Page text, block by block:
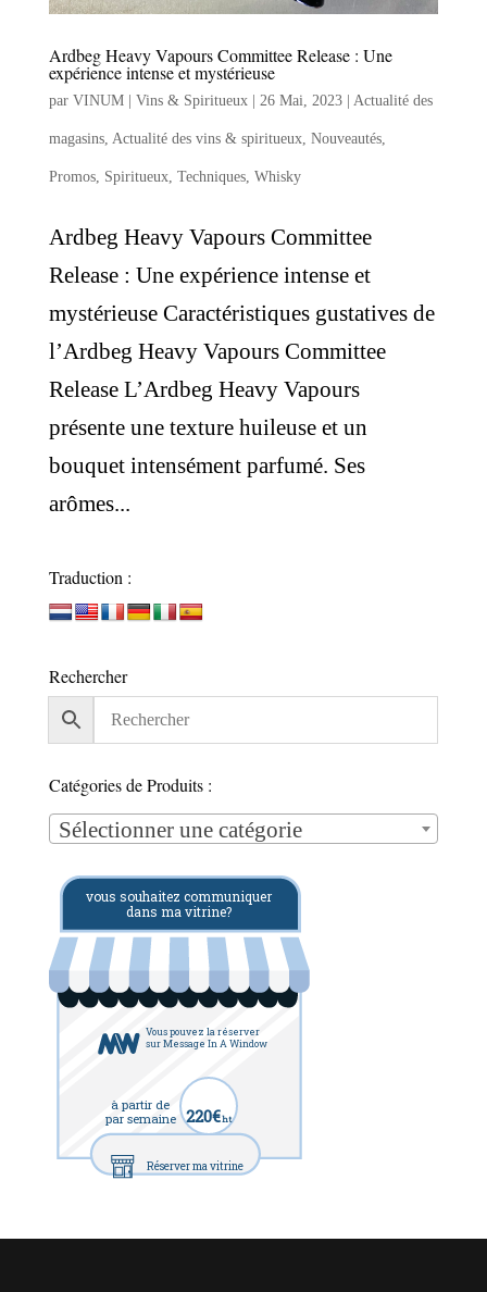
Ardbeg Heavy Vapours Committee Release : Une
expérience intense et mystérieuse
par VINUM | Vins & Spiritueux| 26 Mai, 2023| Actualité des
magasins, Actualité des vins & spiritueux, Nouveautés,
Promos, Spiritueux, Techniques, Whisky
Ardbeg Heavy Vapours Committee
Release : Une expérience intense et
mystérieuse Caractéristiques gustatives de
l’Ardbeg Heavy Vapours Committee
Release L’Ardbeg Heavy Vapours
présente une texture huileuse et un
bouquet intensément parfumé. Ses
arômes...
Traduction :
Rechercher
Catégories de Produits :
Sélectionner une catégorie
vous souhaitez communiquer
dans ma vitrine?
Vous pouvez la réserver
sur Message In A Window
à partir de
par semaine 220€ht
Réserver ma vitrine